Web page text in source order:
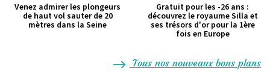
Venez admirer les plongeurs
de haut vol sauter de 20
mètres dans la Seine
Gratuit pour les -26 ans :
découvrez le royaume Silla et
ses trésors d'or pour la 1ère
fois en Europe
Tous nos nouveaux bons plans